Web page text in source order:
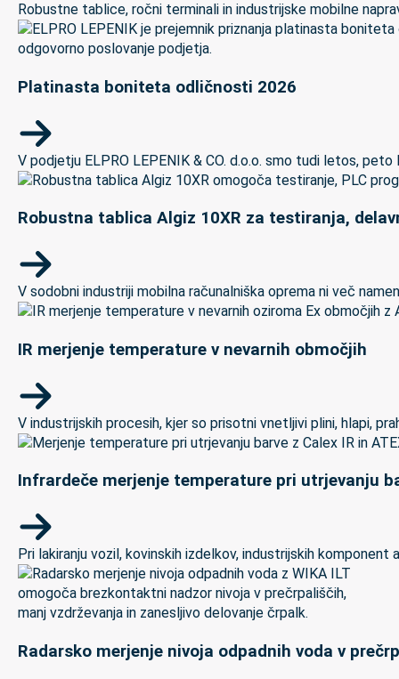
Robustne tablice, ročni terminali in industrijske mobilne
Platinasta boniteta odličnosti 2026
V podjetju ELPRO LEPENIK & CO. d.o.o. smo tudi letos,
Robustna tablica Algiz 10XR za testiranja,
V sodobni industriji mobilna računalniška oprema ni več
IR merjenje temperature v nevarnih območjih
V industrijskih procesih, kjer so prisotni vnetljivi plini, hlapi,
Infrardeče merjenje temperature pri utrjevanju
Pri lakiranju vozil, kovinskih izdelkov, industrijskih
Radarsko merjenje nivoja odpadnih voda v